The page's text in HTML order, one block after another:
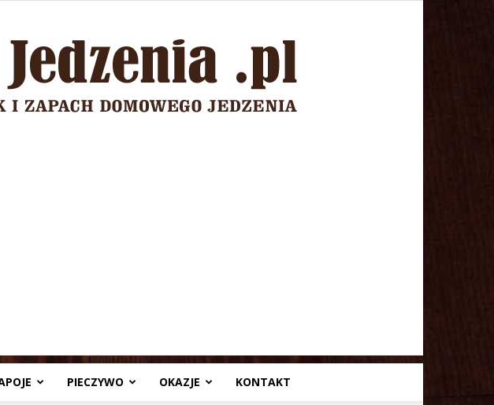
PIECZYWO OKAZJE KONTAKT